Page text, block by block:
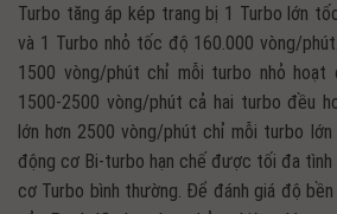
Turbo tăng áp kép trang bị 1 Turbo lớn
và 1 Turbo nhỏ tốc độ 160.000 vòng/
1500 vòng/phút chỉ mỗi turbo nhỏ hoạt
1500-2500 vòng/phút cả hai turbo đều
lớn hơn 2500 vòng/phút chỉ mỗi turbo lớn
động cơ Bi-turbo hạn chế được tối đa
cơ Turbo bình thường. Để đánh giá độ